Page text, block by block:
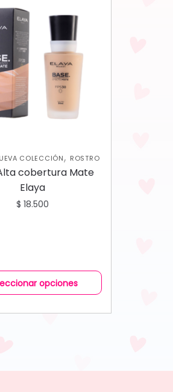
COLECCIÓN, ROSTRO
cobertura Mate
Elaya
$ 18.500
opciones